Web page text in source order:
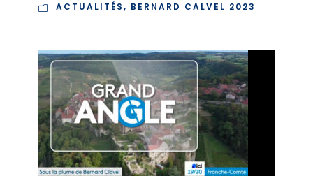
ACTUALITÉS, BERNARD CALVEL 2023